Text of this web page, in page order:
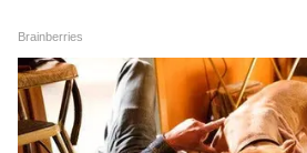
अंतरराष्ट्रीय राजनीति, ग्लोबल
प्रगति और विश्व घटनाओं की
संबंधों, अंतरराष्ट्रीय बाजार और बड़ी